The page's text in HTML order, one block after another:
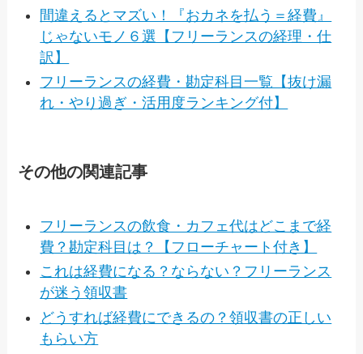
間違えるとマズい！『おカネを払う＝経費』
じゃないモノ６選【フリーランスの経理・仕
訳】
フリーランスの経費・勘定科目一覧【抜け漏
れ・やり過ぎ・活用度ランキング付】
その他の関連記事
フリーランスの飲食・カフェ代はどこまで経
費？勘定科目は？【フローチャート付き】
これは経費になる？ならない？フリーランス
が迷う領収書
どうすれば経費にできるの？領収書の正しい
もらい方